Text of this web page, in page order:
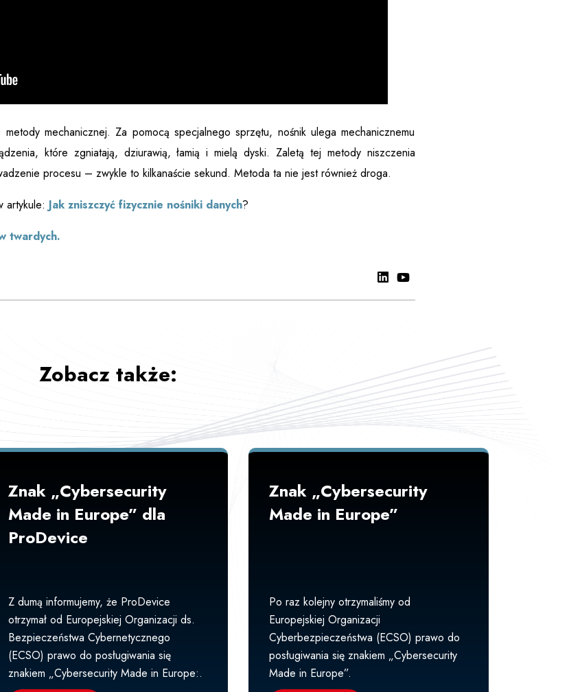
mechanicznej. Za pomocą specjalnego sprzętu, nośnik ulega mechanicznemu
które zgniatają, dziurawią, łamią i mielą dyski. Zaletą tej metody niszczenia
procesu – zwykle to kilkanaście sekund. Metoda ta nie jest również droga.
artykule: Jak zniszczyć fizycznie nośniki danych?
twardych.
Zobacz także:
Znak „Cybersecurity
Made in Europe” dla
ProDevice
Z dumą informujemy, że ProDevice
otrzymał od Europejskiej Organizacji ds.
Bezpieczeństwa Cybernetycznego
(ECSO) prawo do posługiwania się
znakiem „Cybersecurity Made in Europe:.
Znak „Cybersecurity
Made in Europe”
Po raz kolejny otrzymaliśmy od
Europejskiej Organizacji
Cyberbezpieczeństwa (ECSO) prawo do
posługiwania się znakiem „Cybersecurity
Made in Europe”.